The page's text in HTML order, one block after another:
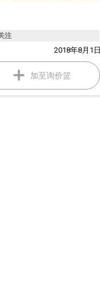
注
2018年8月1日
加至询价篮